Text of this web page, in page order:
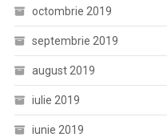
octombrie 2019
septembrie 2019
august 2019
iulie 2019
iunie 2019